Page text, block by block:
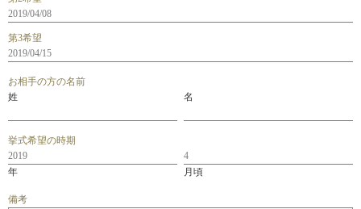
第3希望
お相手の方の名前
姓
名
挙式希望の時期
年 月頃
備考